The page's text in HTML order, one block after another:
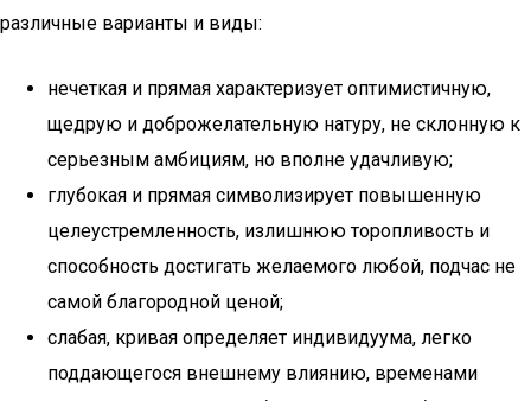
различные варианты и виды:
нечеткая и прямая характеризует оптимистичную,
щедрую и доброжелательную натуру, не склонную к
серьезным амбициям, но вполне удачливую;
глубокая и прямая символизирует повышенную
целеустремленность, излишнюю торопливость и
способность достигать желаемого любой, подчас не
самой благородной ценой;
слабая, кривая определяет индивидуума, легко
поддающегося внешнему влиянию, временами